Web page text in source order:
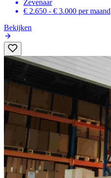
Zevenaar
€ 2.650 - € 3.000 per maand
Bekijken